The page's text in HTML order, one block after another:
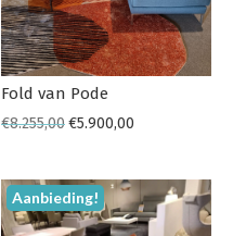
Fold van Pode
€8.255,00€5.900,00
Aanbieding!